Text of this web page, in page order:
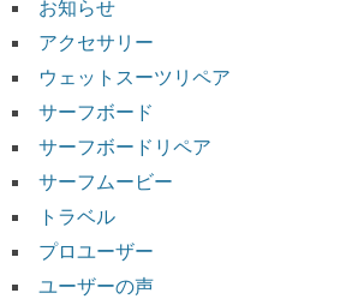
お知らせ
アクセサリー
ウェットスーツリペア
サーフボード
サーフボードリペア
サーフムービー
トラベル
プロユーザー
ユーザーの声